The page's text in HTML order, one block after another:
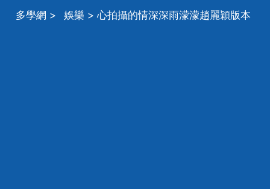
多學網 > 娛樂 > 心拍攝的情深深雨濛濛趙麗穎版本